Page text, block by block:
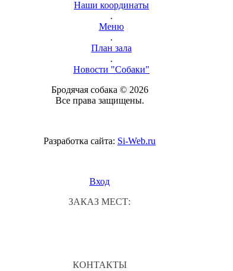
Наши координаты
.
Меню
.
План зала
.
Новости "Собаки"
Бродячая собака © 2026
Все права защищены.
Разработка сайта: Si-Web.ru
Вход
ЗАКАЗ МЕСТ:
КОНТАКТЫ